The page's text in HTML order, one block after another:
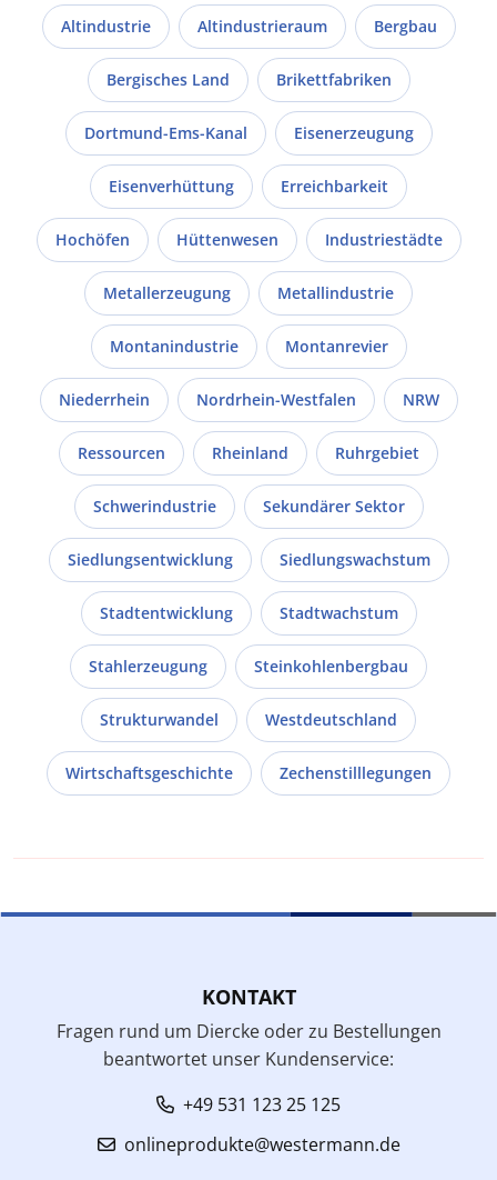
Altindustrie Altindustrieraum Bergbau
Bergisches Land Brikettfabriken
Dortmund-Ems-Kanal Eisenerzeugung
Eisenverhüttung Erreichbarkeit
Hochöfen Hüttenwesen Industriestädte
Metallerzeugung Metallindustrie
Montanindustrie Montanrevier
Niederrhein Nordrhein-Westfalen NRW
Ressourcen Rheinland Ruhrgebiet
Schwerindustrie Sekundärer Sektor
Siedlungsentwicklung Siedlungswachstum
Stadtentwicklung Stadtwachstum
Stahlerzeugung Steinkohlenbergbau
Strukturwandel Westdeutschland
Wirtschaftsgeschichte Zechenstilllegungen
KONTAKT
Fragen rund um Diercke oder zu Bestellungen
beantwortet unser Kundenservice:
+49 531 123 25 125
onlineprodukte@westermann.de